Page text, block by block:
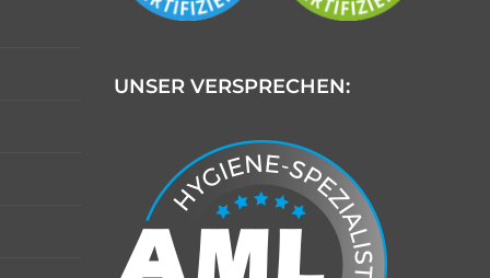
UNSER VERSPRECHEN:
Kundenbewertungen und Erfahrungen zu
AML Schädlingsbekämpfung